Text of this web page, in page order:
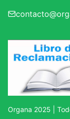
Organa 2025 |